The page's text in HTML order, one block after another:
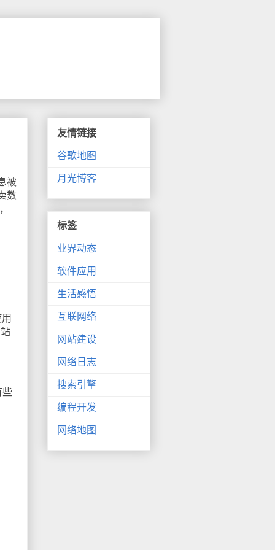
被
数
些
友情链接
谷歌地图
月光博客
标签
业界动态
软件应用
生活感悟
互联网络
网站建设
网络日志
搜索引擎
编程开发
网络地图